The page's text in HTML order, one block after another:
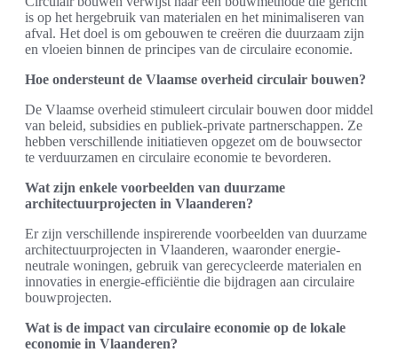
is op het hergebruik van materialen en het minimaliseren van
afval. Het doel is om gebouwen te creëren die duurzaam zijn
en vloeien binnen de principes van de circulaire economie.
Hoe ondersteunt de Vlaamse overheid circulair bouwen?
De Vlaamse overheid stimuleert circulair bouwen door middel
van beleid, subsidies en publiek-private partnerschappen. Ze
hebben verschillende initiatieven opgezet om de bouwsector
te verduurzamen en circulaire economie te bevorderen.
Wat zijn enkele voorbeelden van duurzame
architectuurprojecten in Vlaanderen?
Er zijn verschillende inspirerende voorbeelden van duurzame
architectuurprojecten in Vlaanderen, waaronder energie-
neutrale woningen, gebruik van gerecycleerde materialen en
innovaties in energie-efficiëntie die bijdragen aan circulaire
bouwprojecten.
Wat is de impact van circulaire economie op de lokale
economie in Vlaanderen?